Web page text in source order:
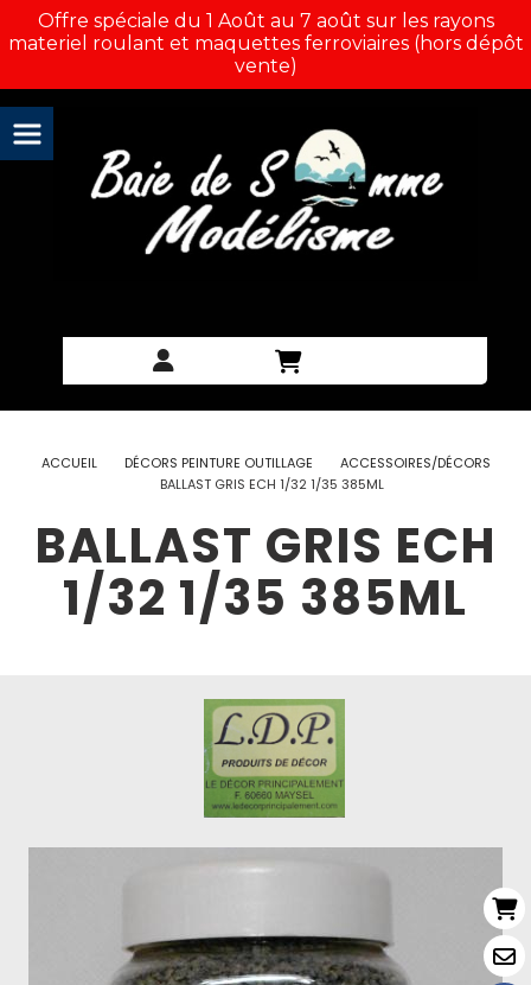
Offre spéciale du 1 Août au 7 août sur les rayons
materiel roulant et maquettes ferroviaires (hors dépôt
vente)
ACCUEIL DÉCORS PEINTURE OUTILLAGE
ACCESSOIRES/DÉCORS
BALLAST GRIS ECH 1/32 1/35 385ML
BALLAST GRIS ECH
1/32 1/35 385ML
Panneau de gestion des cookies